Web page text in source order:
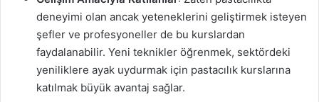
deneyimi olan ancak yeteneklerini geliştirmek isteyen
şefler ve profesyoneller de bu kurslardan
faydalanabilir. Yeni teknikler öğrenmek, sektördeki
yeniliklere ayak uydurmak için pastacılık kurslarına
katılmak büyük avantaj sağlar.